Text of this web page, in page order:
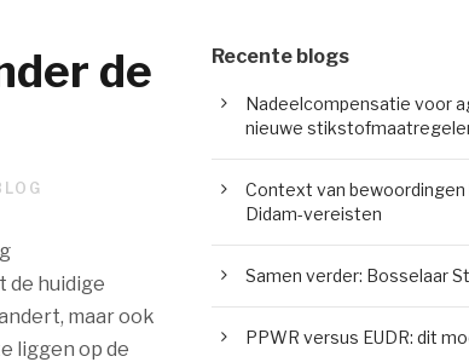
de
de huidige
maar ook
liggen op de
Recente blogs
Nadeelcompensatie voor
nieuwe
Context van
Didam-vereisten
Samen verder: Bosselaar
PPWR versus EUDR: dit